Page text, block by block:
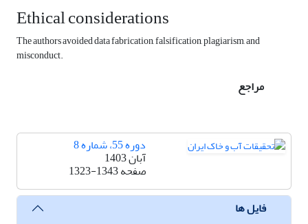
Ethical considerations
The authors avoided data fabrication, falsification, plagiarism, and
misconduct.
مراجع
دوره 55، شماره 8
آبان 1403
صفحه1323-1343
فایل ها